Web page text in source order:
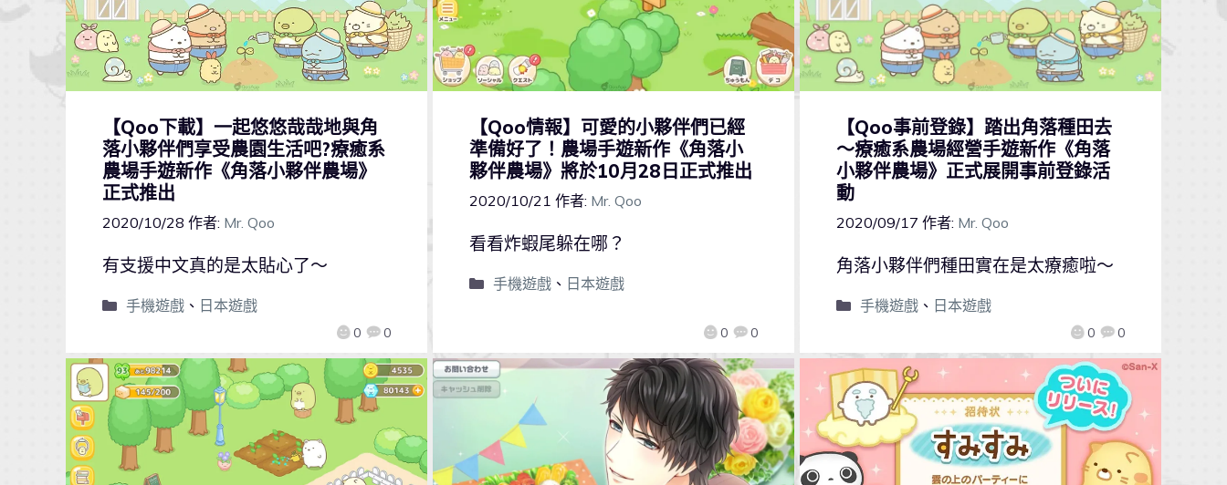
【Qoo下載】一起悠悠哉哉地與角
落小夥伴們享受農園生活吧?療癒系
農場手遊新作《角落小夥伴農場》
正式推出
2020/10/28 作者: Mr. Qoo
0 0
有支援中文真的是太貼心了～
手機遊戲、 日本遊戲
【Qoo情報】可愛的小夥伴們已經
準備好了！農場手遊新作《角落小
夥伴農場》將於10月28日正式推出
2020/10/21 作者: Mr. Qoo
0 0
看看炸蝦尾躲在哪？
手機遊戲、 日本遊戲
【Qoo事前登錄】踏出角落種田去
～療癒系農場經營手遊新作《角落
小夥伴農場》正式展開事前登錄活
動
2020/09/17 作者: Mr. Qoo
0 0
角落小夥伴們種田實在是太療癒啦～
手機遊戲、 日本遊戲